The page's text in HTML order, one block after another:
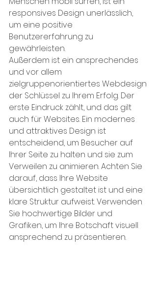
responsives Design unerlässlich,
um eine positive
Benutzererfahrung zu
gewährleisten.
Außerdem ist ein ansprechendes
und vor allem
zielgruppenorientiertes Webdesign
der Schlüssel zu Ihrem Erfolg. Der
erste Eindruck zählt, und das gilt
auch für Websites. Ein modernes
und attraktives Design ist
entscheidend, um Besucher auf
Ihrer Seite zu halten und sie zum
Verweilen zu animieren. Achten Sie
darauf, dass Ihre Website
übersichtlich gestaltet ist und eine
klare Struktur aufweist. Verwenden
Sie hochwertige Bilder und
Grafiken, um Ihre Botschaft visuell
ansprechend zu präsentieren.